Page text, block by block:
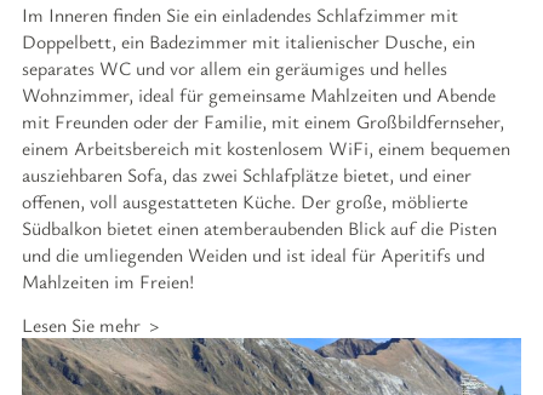
Im Inneren finden Sie ein einladendes Schlafzimmer mit
Doppelbett, ein Badezimmer mit italienischer Dusche, ein
separates WC und vor allem ein geräumiges und helles
Wohnzimmer, ideal für gemeinsame Mahlzeiten und Abende
mit Freunden oder der Familie, mit einem Großbildfernseher,
einem Arbeitsbereich mit kostenlosem WiFi, einem bequemen
ausziehbaren Sofa, das zwei Schlafplätze bietet, und einer
offenen, voll ausgestatteten Küche. Der große, möblierte
Südbalkon bietet einen atemberaubenden Blick auf die Pisten
und die umliegenden Weiden und ist ideal für Aperitifs und
Mahlzeiten im Freien!
Lesen Sie mehr